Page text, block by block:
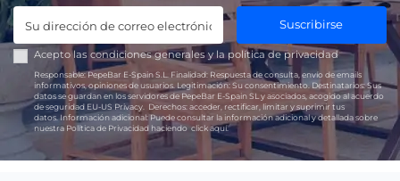
Suscribirse
Acepto las condiciones generales y lapolítica de privacidad
Responsable:PepeBar E-Spain S.L. Finalidad: Respuesta de consulta, envío de emails
informativos, opiniones de usuarios. Legitimación: Su consentimiento. Destinatarios:Sus
datos se guardan en los servidores de PepeBar E-Spain SL y asociados, acogido al acuerdo
de seguridad EU-US Privacy.
Derechos: acceder, rectificar, limitar y suprimir tus
datos.Información adicional:Puede consultar la información adicional y detallada sobre
nuestra Política de Privacidad haciendoclick aquí.